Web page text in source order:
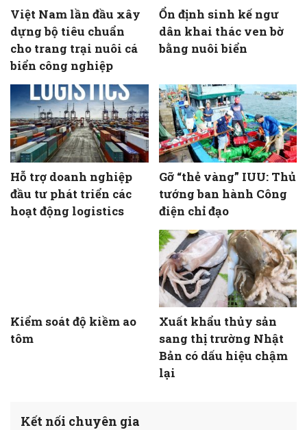
Việt Nam lần đầu xây
dựng bộ tiêu chuẩn
cho trang trại nuôi cá
biển công nghiệp
Ổn định sinh kế ngư
dân khai thác ven bờ
bằng nuôi biển
Hỗ trợ doanh nghiệp
đầu tư phát triển các
hoạt động logistics
Gỡ “thẻ vàng” IUU: Thủ
tướng ban hành Công
điện chỉ đạo
Kiểm soát độ kiềm ao
tôm
Xuất khẩu thủy sản
sang thị trường Nhật
Bản có dấu hiệu chậm
lại
Kết nối chuyên gia